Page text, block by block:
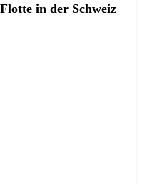
in der Schweiz